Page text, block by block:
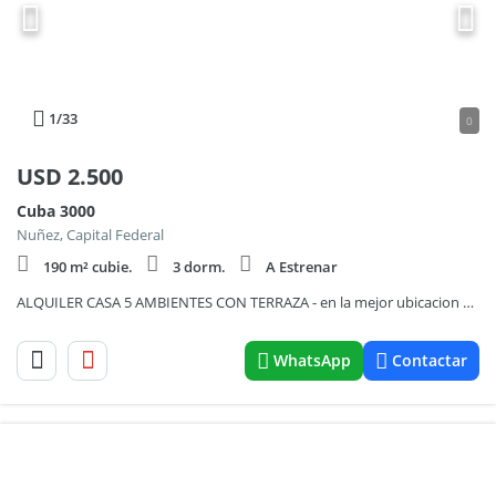
1/33 0
USD 2.500
Cuba 3000
Nuñez, Capital Federal
190 m² cubie.
3 dorm.
A Estrenar
ALQUILER CASA 5 AMBIENTES CON TERRAZA - en la mejor ubicacion de Nuñez
WhatsApp Contactar